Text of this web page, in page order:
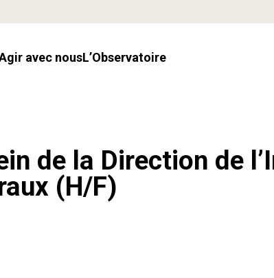
Agir avec nous l’Observatoire
de la Direction de
(H/F)